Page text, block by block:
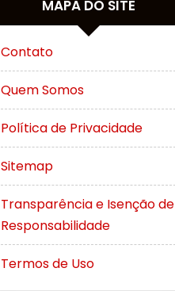
MAPA DO SITE
Contato
Quem Somos
Política de Privacidade
Sitemap
Transparência e Isenção de
Responsabilidade
Termos de Uso